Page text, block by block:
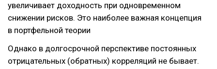
увеличивает доходность при одновременном
снижении рисков. Это наиболее важная концепция
в портфельной теории
Однако в долгосрочной перспективе постоянных
отрицательных (обратных) корреляций не бывает.